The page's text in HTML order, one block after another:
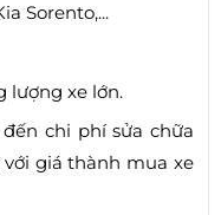
Sorento,...
lượng xe lớn.
chi phí sửa chữa
giá thành mua xe